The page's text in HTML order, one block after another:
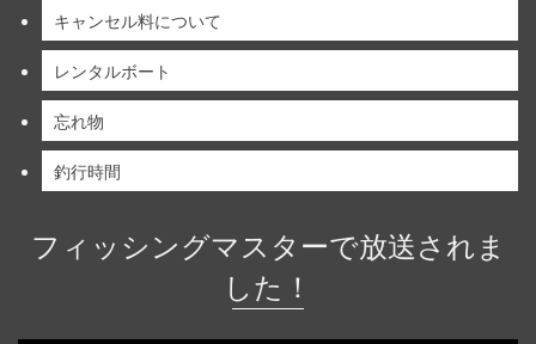
キャンセル料について
レンタルボート
忘れ物
釣行時間
フィッシングマスターで放送されま
した！